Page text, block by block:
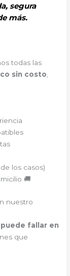
segura
más.
todas las
sin costo,
los casos)
🚚
nuestro
fallar en
que